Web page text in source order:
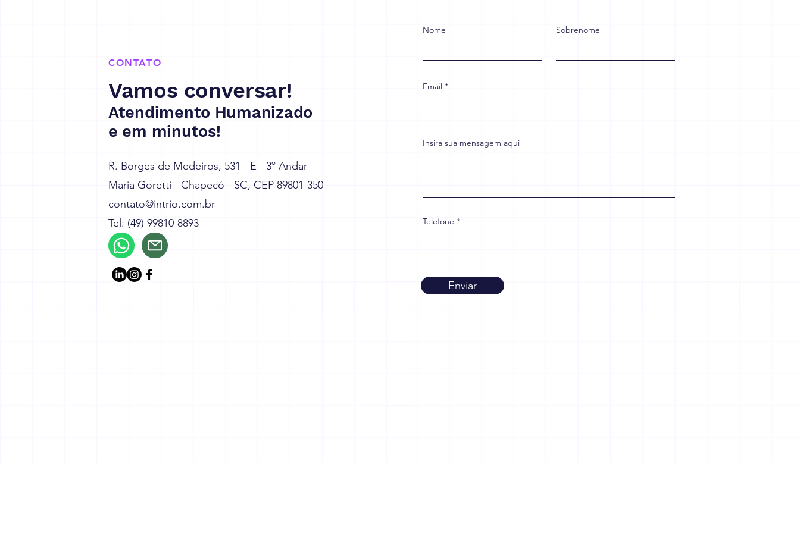
empresas
CONTATO
Vamos conversar!
Atendimento Humanizado
e em minutos!
R. Borges de Medeiros, 531 - E - 3º Andar
Maria Goretti - Chapecó - SC, CEP 89801-350
contato@intrio.com.br
Tel: (49) 99810-8893
Nome Sobrenome
Email
Insira sua mensagem aqui
Telefone
Enviar